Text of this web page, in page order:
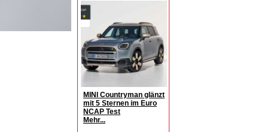
MINI Countryman glänzt
mit 5 Sternen im Euro
NCAP Test
Mehr...